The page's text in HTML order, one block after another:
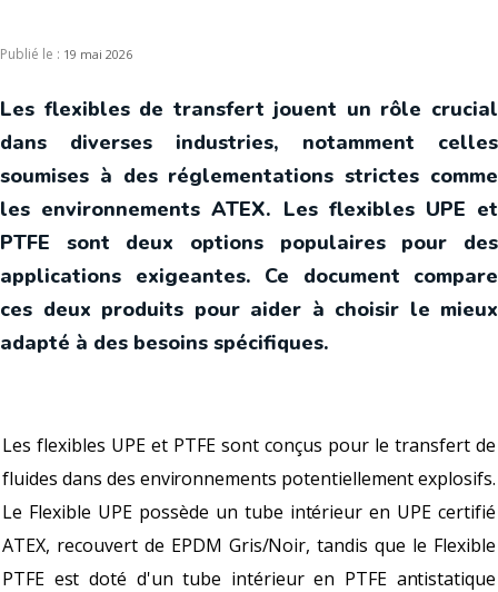
Publié le : 19 mai 2026
Les flexibles de transfert jouent un rôle crucial
dans diverses industries, notamment celles
soumises à des réglementations strictes comme
les environnements ATEX. Les flexibles UPE et
PTFE sont deux options populaires pour des
applications exigeantes. Ce document compare
ces deux produits pour aider à choisir le mieux
adapté à des besoins spécifiques.
Les flexibles UPE et PTFE sont conçus pour le transfert de
fluides dans des environnements potentiellement explosifs.
Le Flexible UPE possède un tube intérieur en UPE certifié
ATEX, recouvert de EPDM Gris/Noir, tandis que le Flexible
PTFE est doté d'un tube intérieur en PTFE antistatique